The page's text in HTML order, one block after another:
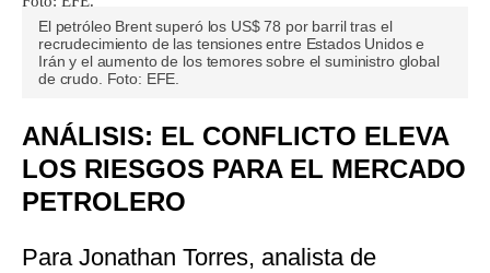
El petróleo Brent superó los US$ 78 por barril tras el
recrudecimiento de las tensiones entre Estados Unidos e
Irán y el aumento de los temores sobre el suministro global
de crudo. Foto: EFE.
ANÁLISIS: EL CONFLICTO ELEVA
LOS RIESGOS PARA EL MERCADO
PETROLERO
Para Jonathan Torres, analista de